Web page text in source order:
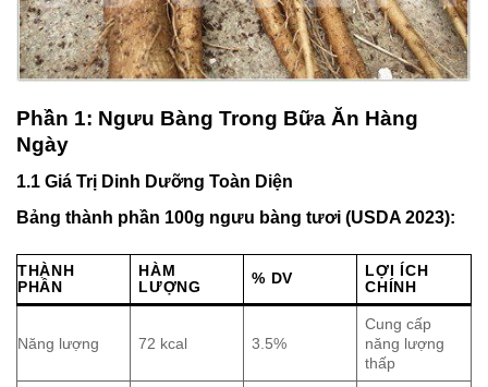
Phần 1: Ngưu Bàng Trong Bữa Ăn Hàng
Ngày
1.1 Giá Trị Dinh Dưỡng Toàn Diện
Bảng thành phần 100g ngưu bàng tươi (USDA 2023):
THÀNH
PHẦN
HÀM
LƯỢNG
% DV
LỢI ÍCH
CHÍNH
Năng lượng 72 kcal 3.5%
Cung cấp
năng lượng
thấp